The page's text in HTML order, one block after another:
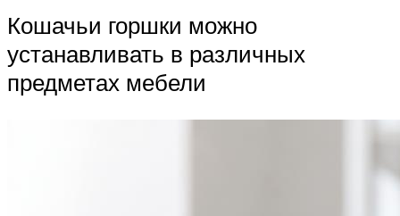
Кошачьи горшки можно
устанавливать в различных
предметах мебели